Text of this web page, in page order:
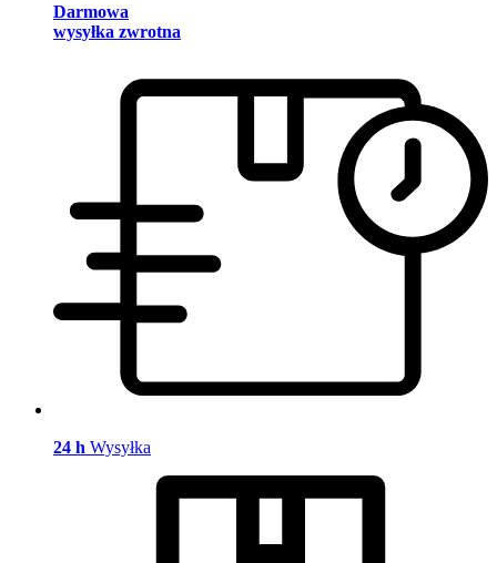
Darmowa
wysyłka zwrotna
24 h Wysyłka